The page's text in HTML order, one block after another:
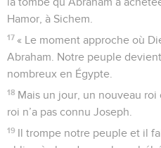
Hamor, à Sichem.
17 « Le moment approche où
Abraham. Notre peuple
nombreux en Égypte.
18 Mais un jour, un nouveau
roi n’a pas connu Joseph.
19 Il trompe notre peuple et il